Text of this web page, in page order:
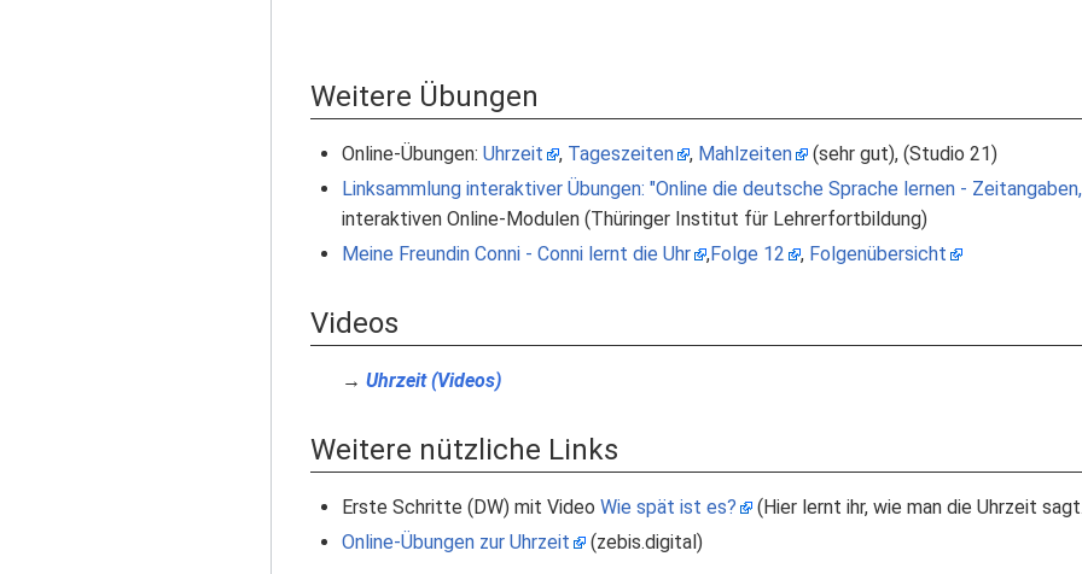
Weitere Übungen
Online-Übungen: Uhrzeit , Tageszeiten , Mahlzeiten
(sehr gut), (Studio 21)
Linksammlung interaktiver Übungen: "Online die deutsche Sprache lernen -
interaktiven Online-Modulen (Thüringer Institut für Lehrerfortbildung)
Meine Freundin Conni - Conni lernt die Uhr
,Folge 12 , Folgenübersicht
Videos
→ Uhrzeit (Videos)
Weitere nützliche Links
Erste Schritte (DW) mit Video Wie spät ist es?
(Hier lernt ihr, wie man die Uhrzeit
Online-Übungen zur Uhrzeit
(zebis.digital)